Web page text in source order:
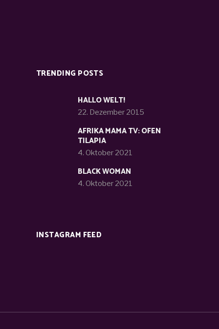
TRENDING POSTS
HALLO WELT!
22. Dezember 2015
AFRIKA MAMA TV: OFEN
TILAPIA
4. Oktober 2021
BLACK WOMAN
4. Oktober 2021
INSTAGRAM FEED